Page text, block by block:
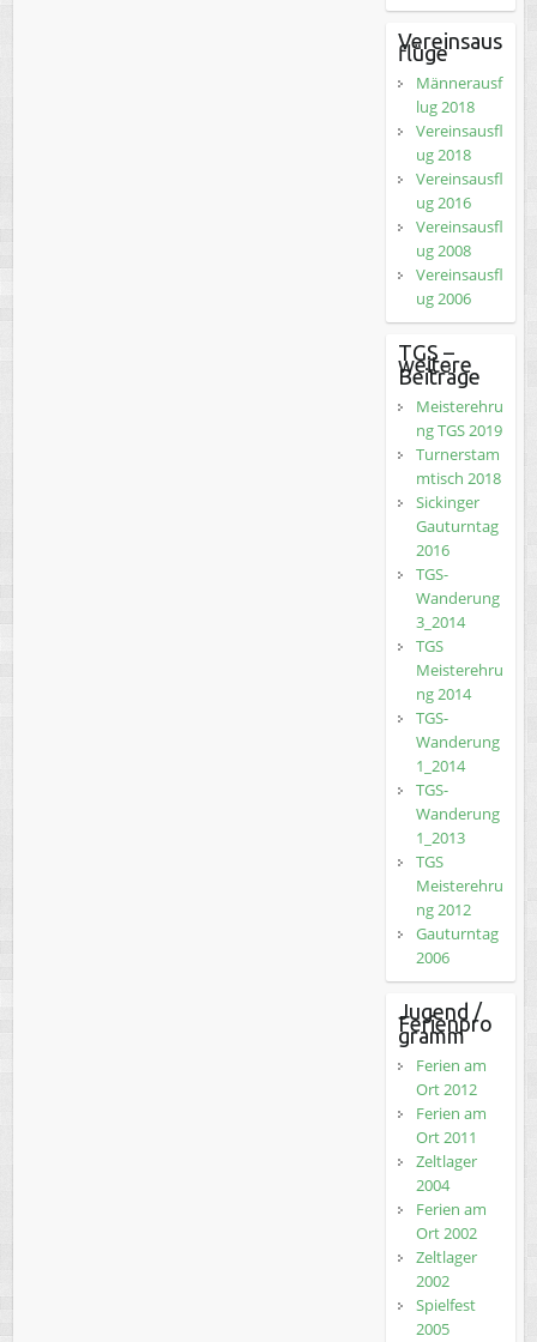
Vereinsaus
flüge
Männerausf
lug 2018
Vereinsausfl
ug 2018
Vereinsausfl
ug 2016
Vereinsausfl
ug 2008
Vereinsausfl
ug 2006
TGS –
weitere
Beiträge
Meisterehru
ng TGS 2019
Turnerstam
mtisch 2018
Sickinger
Gauturntag
2016
TGS-
Wanderung
3_2014
TGS
Meisterehru
ng 2014
TGS-
Wanderung
1_2014
TGS-
Wanderung
1_2013
TGS
Meisterehru
ng 2012
Gauturntag
2006
Jugend /
Ferienpro
gramm
Ferien am
Ort 2012
Ferien am
Ort 2011
Zeltlager
2004
Ferien am
Ort 2002
Zeltlager
2002
Spielfest
2005